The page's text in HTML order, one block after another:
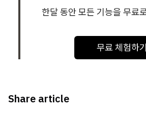
한달 동안 모든 기능을 무료
무료 체험하기
Share article